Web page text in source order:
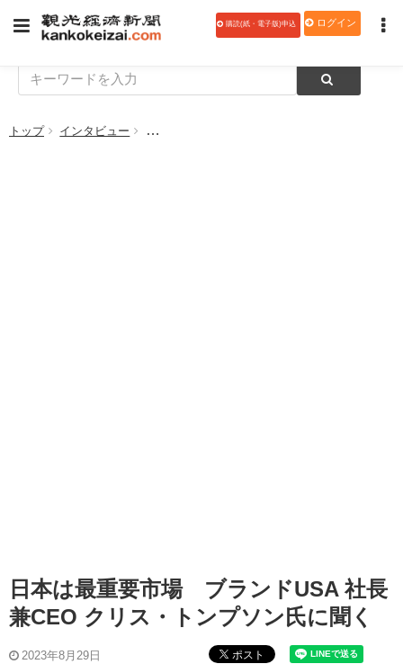
購読(紙・電子版)申込 ログイン
トップ インタビュー 日本は最重要市場 ブランドUSA 社長兼CEO
日本は最重要市場 ブランドUSA 社長
兼CEO クリス・トンプソン氏に聞く
2023年8月29日 ポスト